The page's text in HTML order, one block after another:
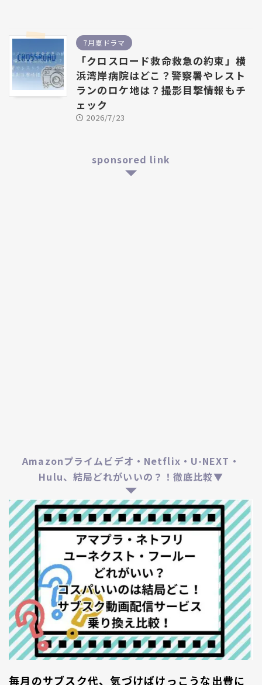
7月夏ドラマ
「クロスロード救命救急の約束」横
浜湾岸病院はどこ？警察署やレスト
ランのロケ地は？撮影目撃情報もチ
ェック
2026/7/23
sponsored link
Amazonプライムビデオ・Netflix・U-NEXT・
Hulu、結局どれがいいの？！徹底比較▼
毎月のサブスク代、気づけばけっこうな出費に